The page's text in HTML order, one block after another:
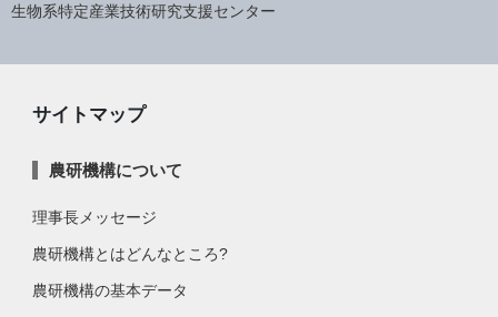
生物系特定産業技術研究支援センター
サイトマップ
農研機構について
理事長メッセージ
農研機構とはどんなところ?
農研機構の基本データ